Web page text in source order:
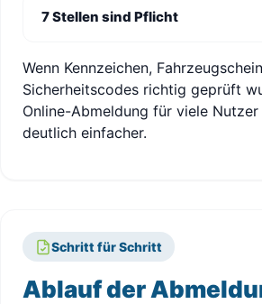
7 Stellen sind Pflicht
Wenn Kennzeichen,
Sicherheitscodes richtig geprüft
Online-Abmeldung für viele Nutzer
deutlich einfacher.
Schritt für Schritt
Ablauf der